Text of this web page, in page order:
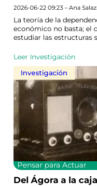
2026-06-22 09:23 – Ana
La teoría de la
económico no basta; el
estudiar las estructuras
Leer Investigación
Investigación
Pensar para Actuar
Del Ágora a la